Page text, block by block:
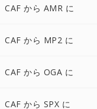
CAF から AMR に
CAF から MP2 に
CAF から OGA に
CAF から SPX に